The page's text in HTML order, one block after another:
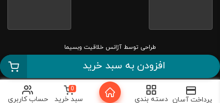
افزودن به سبد خرید
طراحی توسطآژانس خلاقیت وبسیما
کلیه حقوق این سایت متعلق به بانک کتاب مارکا می باشد.
پرداخت آسان دسته بندی
0
سبد خرید حساب کاربری